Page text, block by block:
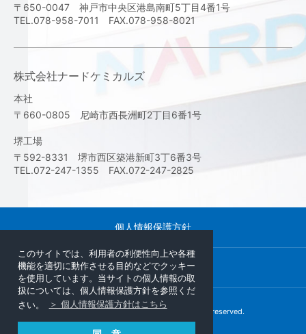
このサイトでは、利用者の利便性向上や各種
機能を適切に動作させる目的などでクッキー
を使用しています。当サイトの個人情報の取
扱については、個人情報保護方針を参照くだ
さい。
＞ 個人情報保護方針はこちら
〒650-0047 神戸市中央区港島南町5丁目4番1号
TEL.078-958-7011 FAX.078-958-8021
株式会社ナードケミカルズ
本社
〒660-0805 尼崎市西長洲町2丁目6番1号
堺工場
〒592-8331 堺市西区築港新町3丁6番3号
TEL.072-247-1355 FAX.072-247-2825
個人情報保護方針
サイトマップ
Copyright © NARD institute,Ltd. All rights reserved.